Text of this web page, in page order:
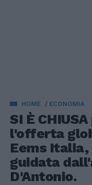
HOME ECONOMIA
SI È
l'offerta
Eems
guidata
D'Antonio.